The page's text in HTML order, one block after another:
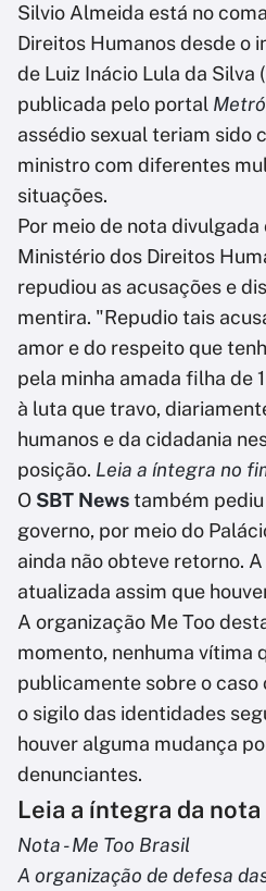
Silvio Almeida está no
Direitos Humanos desde o
de Luiz Inácio Lula da Silva
publicada pelo portal
assédio sexual teriam sido
ministro com diferentes
situações.
Por meio de nota
Ministério dos Direitos
repudiou as acusações e
mentira. "Repudio tais
amor e do respeito que
pela minha amada filha de
à luta que travo,
humanos e da cidadania
posição. Leia a íntegra no
O SBT Newstambém
governo, por meio do
ainda não obteve retorno.
atualizada assim que
A organização Me Too
momento, nenhuma vítima
publicamente sobre o caso
o sigilo das identidades
houver alguma mudança
denunciantes.
Leia a íntegra da
Nota - Me Too Brasil
A organização de defesa